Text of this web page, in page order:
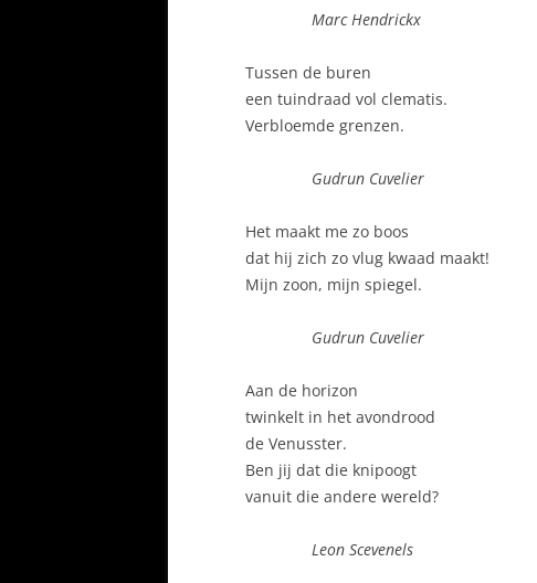
Marc Hendrickx
Tussen de buren
een tuindraad vol clematis.
Verbloemde grenzen.
Gudrun Cuvelier
Het maakt me zo boos
dat hij zich zo vlug kwaad maakt!
Mijn zoon, mijn spiegel.
Gudrun Cuvelier
Aan de horizon
twinkelt in het avondrood
de Venusster.
Ben jij dat die knipoogt
vanuit die andere wereld?
Leon Scevenels